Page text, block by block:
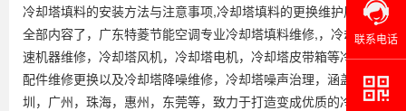
冷却塔填料的安装方法与注意事项,冷却塔填料的更换维护周期的
全部内容了，广东特菱节能空调专业冷却塔填料维修,，冷却塔减
速机器维修，冷却塔风机，冷却塔电机，冷却塔皮带箱等冷却塔
配件维修更换以及冷却塔降噪维修，冷却塔噪声治理，涵盖深
圳，广州，珠海，惠州，东莞等，致力于打造变成优质的冷却系
联系电话